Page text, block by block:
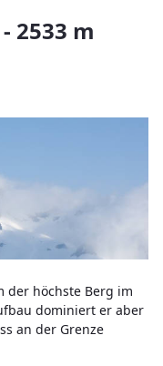
2533 m
der höchste Berg im
dominiert er aber
an der Grenze